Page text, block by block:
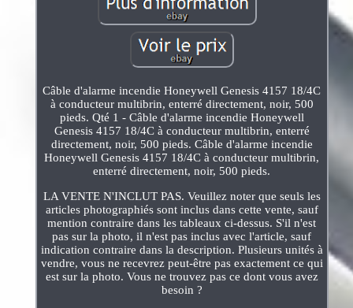
Câble d'alarme incendie Honeywell Genesis 4157 18/4C
à conducteur multibrin, enterré directement, noir, 500
pieds. Qté 1 - Câble d'alarme incendie Honeywell
Genesis 4157 18/4C à conducteur multibrin, enterré
directement, noir, 500 pieds. Câble d'alarme incendie
Honeywell Genesis 4157 18/4C à conducteur multibrin,
enterré directement, noir, 500 pieds.
LA VENTE N'INCLUT PAS. Veuillez noter que seuls les
articles photographiés sont inclus dans cette vente, sauf
mention contraire dans les tableaux ci-dessus. S'il n'est
pas sur la photo, il n'est pas inclus avec l'article, sauf
indication contraire dans la description. Plusieurs unités à
vendre, vous ne recevrez peut-être pas exactement ce qui
est sur la photo. Vous ne trouvez pas ce dont vous avez
besoin ?